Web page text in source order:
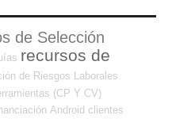
de Selección
recursos de
de Riesgos Laborales
(CP Y CV)
Android clientes